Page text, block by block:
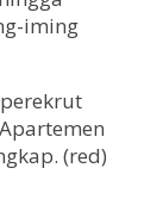
iming
(red)